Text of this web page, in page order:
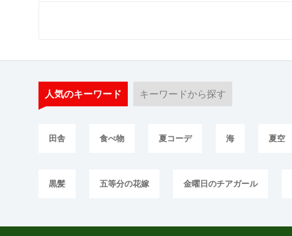
人気のキーワード キーワードから探す
田舎 食べ物 夏コーデ 海 夏空
黒髪 五等分の花嫁 金曜日のチアガール